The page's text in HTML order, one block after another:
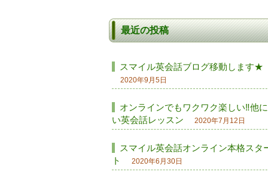
最近の投稿
スマイル英会話ブログ移動します★
2020年9月5日
オンラインでもワクワク楽しい‼他
い英会話レッスン
2020年7月12日
スマイル英会話オンライン本格スタ
ト
2020年6月30日